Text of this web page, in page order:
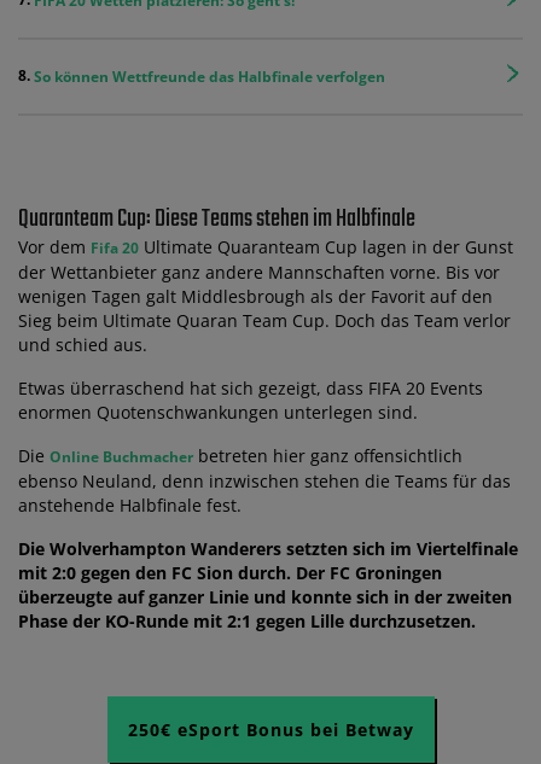
So können Wettfreunde das Halbfinale verfolgen
Quaranteam Cup: Diese Teams stehen im Halbfinale
Vor dem Fifa 20 Ultimate Quaranteam Cup lagen in der Gunst
der Wettanbieter ganz andere Mannschaften vorne. Bis vor
wenigen Tagen galt Middlesbrough als der Favorit auf den
Sieg beim Ultimate Quaran Team Cup. Doch das Team verlor
und schied aus.
Etwas überraschend hat sich gezeigt, dass FIFA 20 Events
enormen Quotenschwankungen unterlegen sind.
Die Online Buchmacher betreten hier ganz offensichtlich
ebenso Neuland, denn inzwischen stehen die Teams für das
anstehende Halbfinale fest.
Die Wolverhampton Wanderers setzten sich im Viertelfinale
mit 2:0 gegen den FC Sion durch. Der FC Groningen
überzeugte auf ganzer Linie und konnte sich in der zweiten
Phase der KO-Runde mit 2:1 gegen Lille durchzusetzen.
250€ eSport Bonus bei Betway